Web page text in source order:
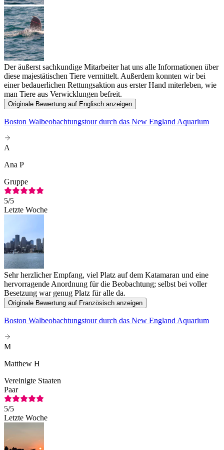
Der äußerst sachkundige Mitarbeiter hat uns alle Informationen über
diese majestätischen Tiere vermittelt. Außerdem konnten wir bei
einer bedauerlichen Rettungsaktion aus erster Hand miterleben, wie
man Tiere aus Verwicklungen befreit.
Originale Bewertung auf Englisch anzeigen
Boston Walbeobachtungstour durch das New England Aquarium
A
Ana P
Gruppe
5/5
Letzte Woche
Sehr herzlicher Empfang, viel Platz auf dem Katamaran und eine
hervorragende Anordnung für die Beobachtung; selbst bei voller
Besetzung war genug Platz für alle da.
Originale Bewertung auf Französisch anzeigen
Boston Walbeobachtungstour durch das New England Aquarium
M
Matthew H
Vereinigte Staaten
Paar
5/5
Letzte Woche